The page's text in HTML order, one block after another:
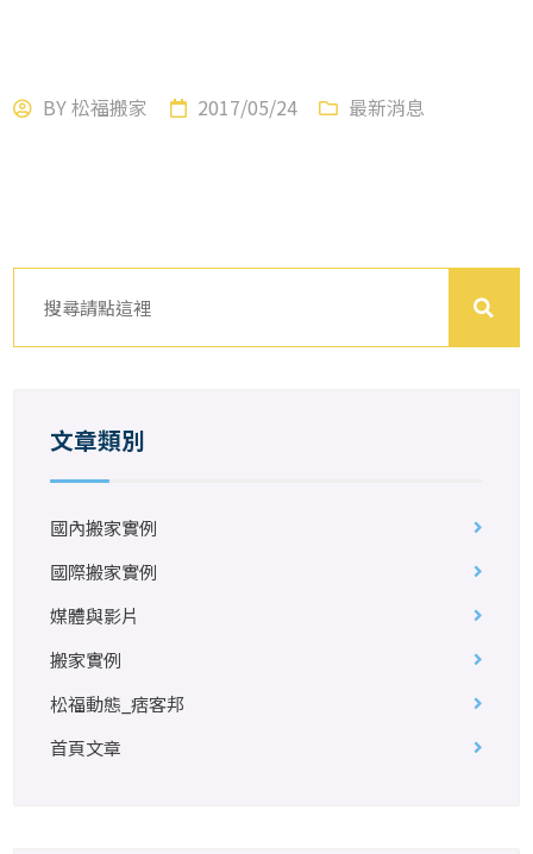
BY松福搬家 2017/05/24 最新消息
文章類別
國內搬家實例
國際搬家實例
媒體與影片
搬家實例
松福動態_痞客邦
首頁文章